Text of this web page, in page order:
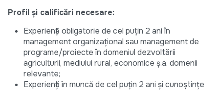
Profil și calificări necesare:
Experiență obligatorie de cel puțin 2 ani în
management organizațional sau management de
programe/proiecte în domeniul dezvoltării
agriculturii, mediului rural, economice ș.a. domenii
relevante;
Experiență în muncă de cel puțin 2 ani și cunoștințe